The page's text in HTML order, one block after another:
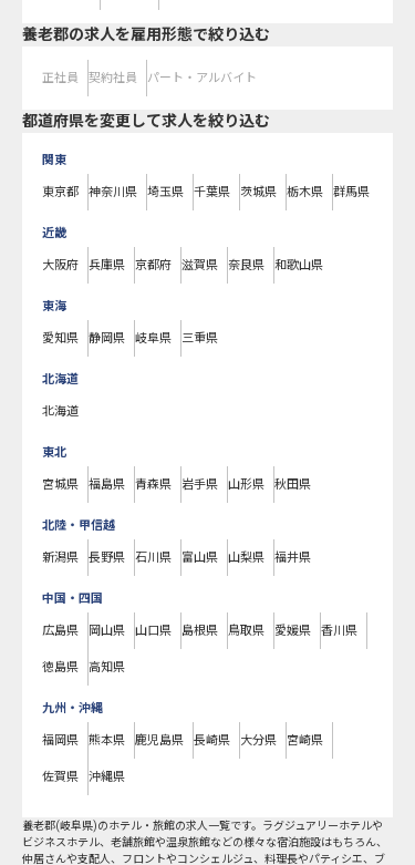
養老郡の求人を雇用形態で絞り込む
正社員 契約社員 パート・アルバイト
都道府県を変更して求人を絞り込む
関東
東京都 神奈川県 埼玉県 千葉県 茨城県 栃木県 群馬県
近畿
大阪府 兵庫県 京都府 滋賀県 奈良県 和歌山県
東海
愛知県 静岡県 岐阜県 三重県
北海道
北海道
東北
宮城県 福島県 青森県 岩手県 山形県 秋田県
北陸・甲信越
新潟県 長野県 石川県 富山県 山梨県 福井県
中国・四国
広島県 岡山県 山口県 島根県 鳥取県 愛媛県 香川県
徳島県 高知県
九州・沖縄
福岡県 熊本県 鹿児島県 長崎県 大分県 宮崎県
佐賀県 沖縄県
養老郡(岐阜県)のホテル・旅館の求人一覧です。ラグジュアリーホテルや
ビジネスホテル、老舗旅館や温泉旅館などの様々な宿泊施設はもちろん、
仲居さんや支配人、フロントやコンシェルジュ、料理長やパティシエ、ブ